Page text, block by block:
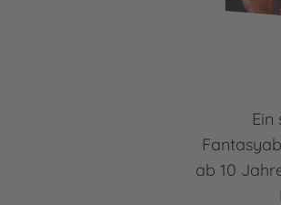
Ein
ab 10